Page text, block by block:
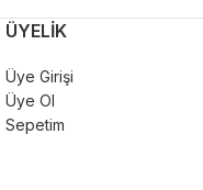
ÜYELIK
Üye Girişi
Üye Ol
Sepetim